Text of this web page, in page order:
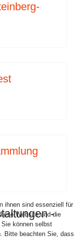
-
ihnen sind essenziell für
Website und die
Sie können selbst
Bitte beachten Sie, dass